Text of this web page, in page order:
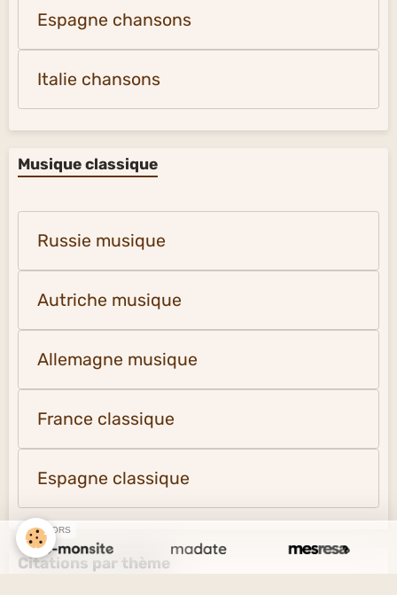
Espagne chansons
Italie chansons
Musique classique
Russie musique
Autriche musique
Allemagne musique
France classique
Espagne classique
Citations par thème
SPONSORS